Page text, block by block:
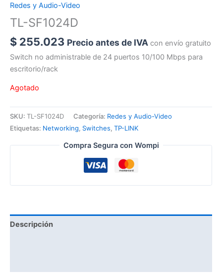
Redes y Audio-Video
TL-SF1024D
$ 255.023 Precio antes de IVA con envío gratuito
Switch no administrable de 24 puertos 10/100 Mbps para
escritorio/rack
Agotado
SKU: TL-SF1024D Categoría: Redes y Audio-Video
Etiquetas: Networking, Switches, TP-LINK
Compra Segura con Wompi
Descripción